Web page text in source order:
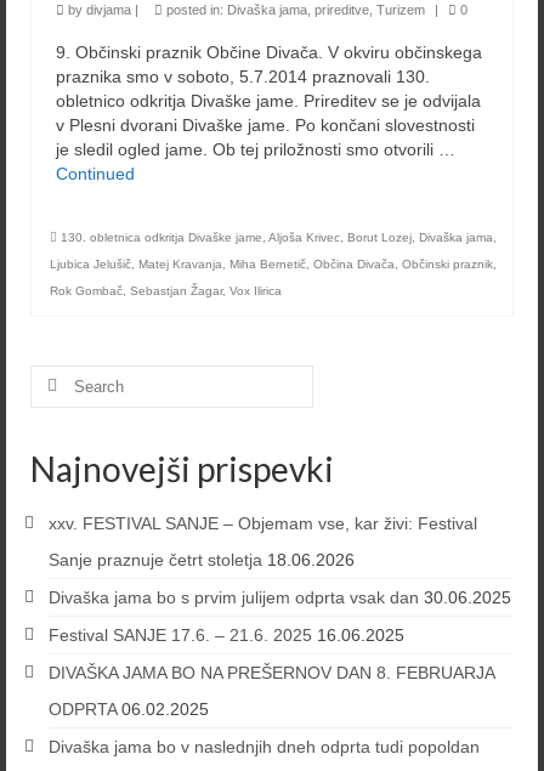
by divjama | posted in: Divaška jama prireditve Turizem | 0
9. Občinski praznik Občine Divača. V okviru občinskega
praznika smo v soboto, 5.7.2014 praznovali 130.
obletnico odkritja Divaške jame. Prireditev se je odvijala
v Plesni dvorani Divaške jame. Po končani slovestnosti
je sledil ogled jame. Ob tej priložnosti smo otvorili …
Continued
130. obletnica odkritja Divaške jame Aljoša Krivec Borut Lozej Divaška jama
Ljubica Jelušič Matej Kravanja Miha Bernetič Občina Divača Občinski praznik
Rok Gombač Sebastjan Žagar, Vox Ilirica
Search
Najnovejši prispevki
xxv. FESTIVAL SANJE – Objemam vse, kar živi: Festival
Sanje praznuje četrt stoletja 18.06.2026
Divaška jama bo s prvim julijem odprta vsak dan 30.06.2025
Festival SANJE 17.6. – 21.6. 2025 16.06.2025
DIVAŠKA JAMA BO NA PREŠERNOV DAN 8. FEBRUARJA
ODPRTA 06.02.2025
Divaška jama bo v naslednjih dneh odprta tudi popoldan